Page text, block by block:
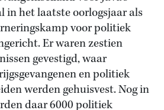
in het laatste oorlogsjaar als
voor politiek
Er waren zestien
gevestigd, waar
en politiek
werden gehuisvest. Nog in
daar 6000 politiek